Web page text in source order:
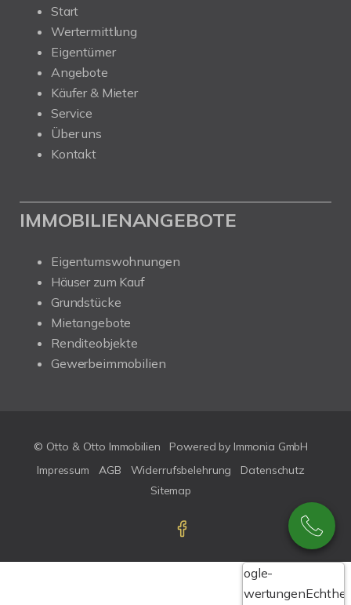
Start
Wertermittlung
Eigentümer
Angebote
Käufer & Mieter
Service
Über uns
Kontakt
IMMOBILIENANGEBOTE
Eigentumswohnungen
Häuser zum Kauf
Grundstücke
Mietangebote
Renditeobjekte
Gewerbeimmobilien
© Otto & Otto Immobilien
Powered by Immonia GmbH
Impressum
AGB Widerrufsbelehrung
Datenschutz
Sitemap
Google-
Bewertungen